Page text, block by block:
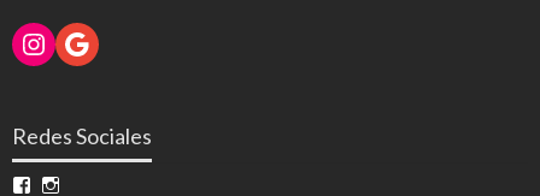
Instagram
Google
Redes Sociales
Ver